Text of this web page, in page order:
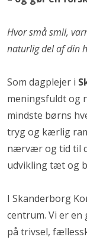
Hvor små smil,
naturlig del af din
Som dagplejer i
meningsfuldt og
mindste børns
tryg og kærlig
nærvær og tid til
udvikling tæt og
I Skanderborg
centrum. Vi er
på trivsel,